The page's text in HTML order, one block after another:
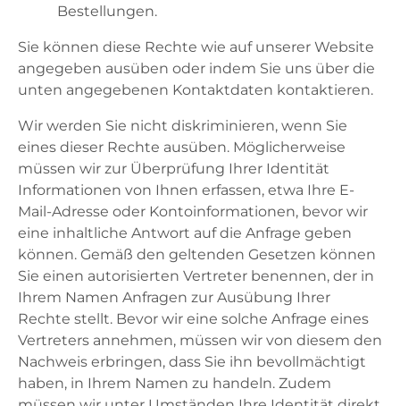
Bestellungen.
Sie können diese Rechte wie auf unserer Website
angegeben ausüben oder indem Sie uns über die
unten angegebenen Kontaktdaten kontaktieren.
Wir werden Sie nicht diskriminieren, wenn Sie
eines dieser Rechte ausüben. Möglicherweise
müssen wir zur Überprüfung Ihrer Identität
Informationen von Ihnen erfassen, etwa Ihre E-
Mail-Adresse oder Kontoinformationen, bevor wir
eine inhaltliche Antwort auf die Anfrage geben
können. Gemäß den geltenden Gesetzen können
Sie einen autorisierten Vertreter benennen, der in
Ihrem Namen Anfragen zur Ausübung Ihrer
Rechte stellt. Bevor wir eine solche Anfrage eines
Vertreters annehmen, müssen wir von diesem den
Nachweis erbringen, dass Sie ihn bevollmächtigt
haben, in Ihrem Namen zu handeln. Zudem